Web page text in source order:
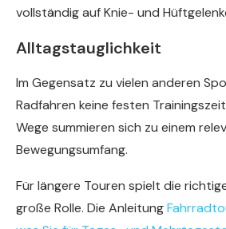
vollständig auf Knie- und
Alltagstauglichkeit
Im Gegensatz zu vielen anderen
Radfahren keine festen
Wege summieren sich zu einem
Bewegungsumfang.
Für längere Touren spielt die
große Rolle. Die Anleitung